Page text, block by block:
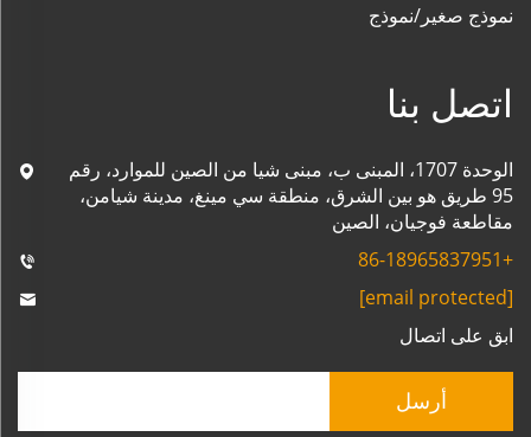
نموذج صغير/نموذج
اتصل بنا
الوحدة 1707، المبنى ب، مبنى شيا من الصين للموارد، رقم
95 طريق هو بين الشرق، منطقة سي مينغ، مدينة شيامن،
مقاطعة فوجيان، الصين
+86-18965837951
[email protected]
ابق على اتصال
أرسل